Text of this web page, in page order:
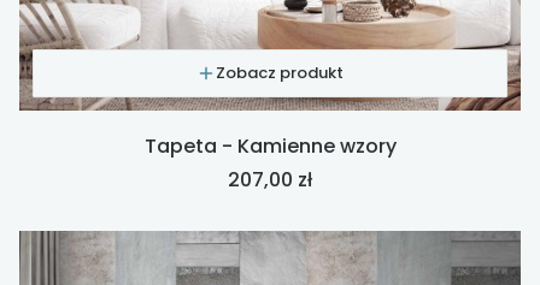
Zobacz produkt
Tapeta - Kamienne wzory
Cena
207,00 zł